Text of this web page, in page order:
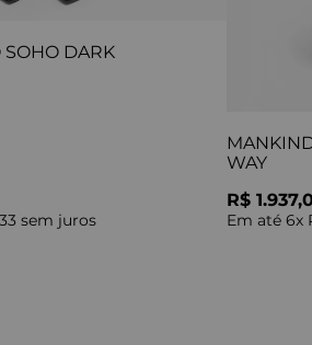
DARK
sem juros
WAY
R$
Em até 6x